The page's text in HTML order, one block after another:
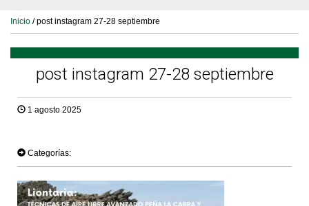
Inicio / post instagram 27-28 septiembre
post instagram 27-28 septiembre
1 agosto 2025
Categorías: